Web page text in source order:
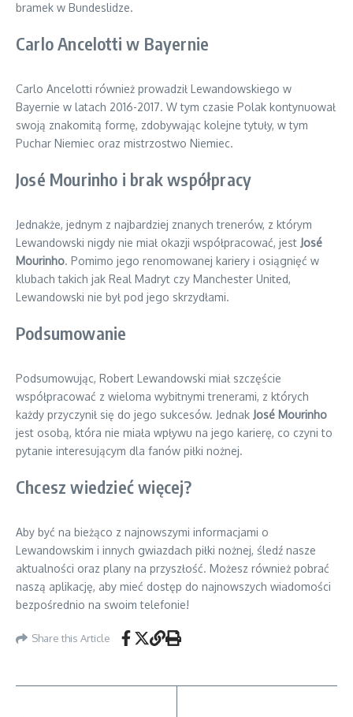
bramek w Bundeslidze.
Carlo Ancelotti w Bayernie
Carlo Ancelotti również prowadził Lewandowskiego w
Bayernie w latach 2016-2017. W tym czasie Polak kontynuował
swoją znakomitą formę, zdobywając kolejne tytuły, w tym
Puchar Niemiec oraz mistrzostwo Niemiec.
José Mourinho i brak współpracy
Jednakże, jednym z najbardziej znanych trenerów, z którym
Lewandowski nigdy nie miał okazji współpracować, jest José
Mourinho. Pomimo jego renomowanej kariery i osiągnięć w
klubach takich jak Real Madryt czy Manchester United,
Lewandowski nie był pod jego skrzydłami.
Podsumowanie
Podsumowując, Robert Lewandowski miał szczęście
współpracować z wieloma wybitnymi trenerami, z których
każdy przyczynił się do jego sukcesów. Jednak José Mourinho
jest osobą, która nie miała wpływu na jego karierę, co czyni to
pytanie interesującym dla fanów piłki nożnej.
Chcesz wiedzieć więcej?
Aby być na bieżąco z najnowszymi informacjami o
Lewandowskim i innych gwiazdach piłki nożnej, śledź nasze
aktualności oraz plany na przyszłość. Możesz również pobrać
naszą aplikację, aby mieć dostęp do najnowszych wiadomości
bezpośrednio na swoim telefonie!
Share this Article